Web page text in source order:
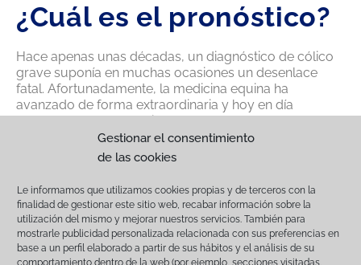
Gestionar el consentimiento
de las cookies
Le informamos que utilizamos cookies propias y de terceros con la
finalidad de gestionar este sitio web, recabar información sobre la
utilización del mismo y mejorar nuestros servicios. También para
mostrarle publicidad personalizada relacionada con sus preferencias en
base a un perfil elaborado a partir de sus hábitos y el análisis de su
comportamiento dentro de la web (por ejemplo, secciones visitadas,
¿Cuál es el pronóstico?
Hace apenas unas décadas, un diagnóstico de cólico
grave suponía en muchas ocasiones un desenlace
fatal. Afortunadamente, la medicina equina ha
avanzado de forma extraordinaria y hoy en día
muchos caballos consiguen recuperarse por
completo incluso después de intervenciones
quirúrgicas muy complejas.
El pronóstico depende de numerosos factores. El
tiempo transcurrido desde la aparición de los primeros
síntomas, el tipo de lesión intestinal, la edad del caballo
y la rapidez con la que recibe tratamiento influyen
directamente en las posibilidades de recuperación.